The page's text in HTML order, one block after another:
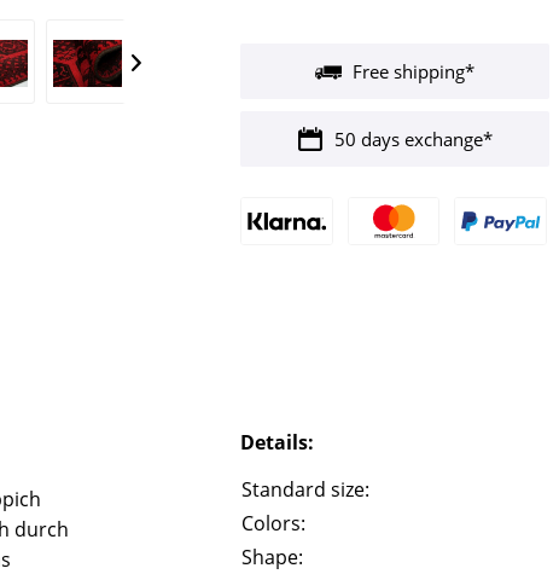
Free shipping*
50 days exchange*
durch
Details:
Standard size:
Colors:
Shape: